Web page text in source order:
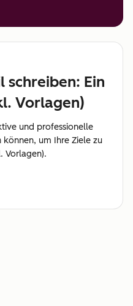
schreiben: Ein
Vorlagen)
und professionelle
können, um Ihre Ziele zu
Vorlagen).